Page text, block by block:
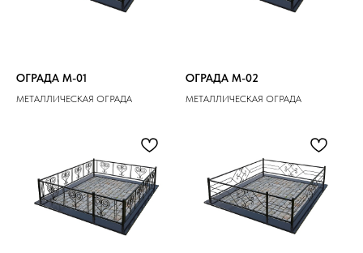
ОГРАДА M-01
МЕТАЛЛИЧЕСКАЯ ОГРАДА
ОГРАДА M-02
МЕТАЛЛИЧЕСКАЯ ОГРАДА